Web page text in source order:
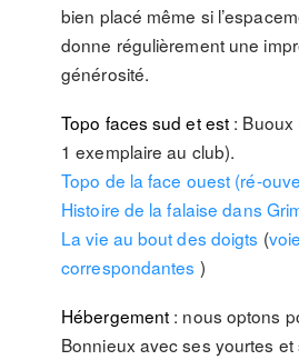
bien placé même si
donne régulièrement une
générosité.
Topo faces sud et est : Buoux
1 exemplaire au club).
Topo de la face ouest (ré-
Histoire de la falaise dans
La vie au bout des doigts (
correspondantes )
Hébergement : nous optons
Bonnieux avec ses yourtes et